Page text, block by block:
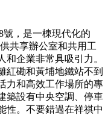
，是一棟現代化的
共享辦公室和共用工
企業非常具吸引力。
紅磡和黃埔地鐵站不到
力和高效工作場所的專
築設有中央空調、停車
性。不要錯過在祥祺中